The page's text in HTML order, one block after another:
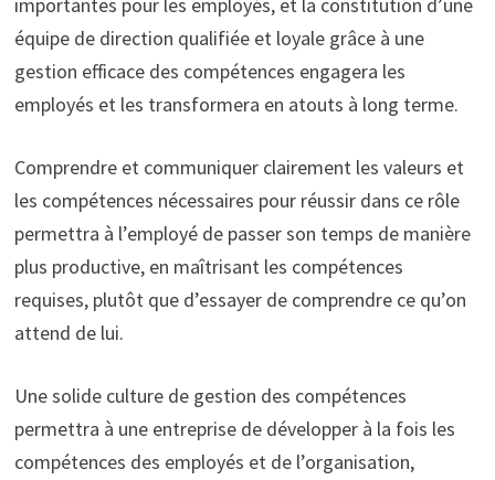
équipe de direction qualifiée et loyale grâce à une
gestion efficace des compétences engagera les
employés et les transformera en atouts à long terme.
Comprendre et communiquer clairement les valeurs et
les compétences nécessaires pour réussir dans ce rôle
permettra à l’employé de passer son temps de manière
plus productive, en maîtrisant les compétences
requises, plutôt que d’essayer de comprendre ce qu’on
attend de lui.
Une solide culture de gestion des compétences
permettra à une entreprise de développer à la fois les
compétences des employés et de l’organisation,